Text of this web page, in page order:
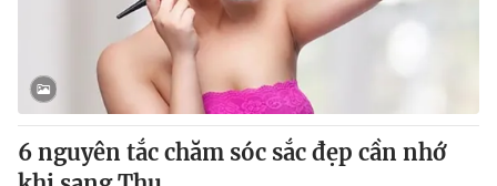
6 nguyên tắc chăm sóc sắc đẹp cần nhớ